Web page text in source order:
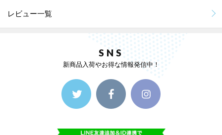
レビュー一覧
SNS
新商品入荷やお得な情報発信中！